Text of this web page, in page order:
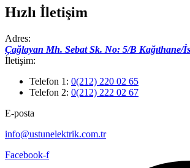
Hızlı İletişim
Adres:
Çağlayan Mh. Sebat Sk. No: 5/B Kağıthane/
İletişim:
Telefon 1: 0(212) 220 02 65
Telefon 2: 0(212) 222 02 67
E-posta
info@ustunelektrik.com.tr
Facebook-f